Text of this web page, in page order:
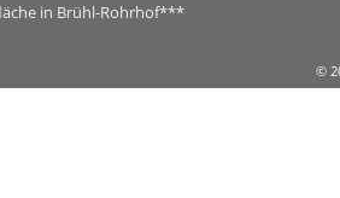
in Brühl-Rohrhof***
©